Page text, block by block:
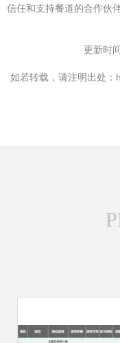
信任和支持餐道的合作伙
更新时
如若转载，请注明出处